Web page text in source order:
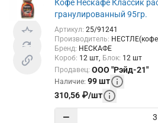
Кофе Нескафе Классик
гранулированный 95гр.
Артикул: 25/91241
Производитель:
Бренд: НЕСКАФЕ
Короб: 12 шт Блок: 12 шт
Продавец: ООО "Рэйд-21"
Наличие: 99шт
310,56 ₽/шт
−